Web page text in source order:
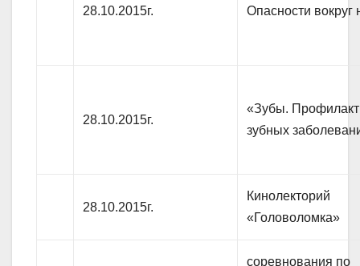
28.10.2015г. Опасности вокруг
28.10.2015г.
«Зубы.
зубных
28.10.2015г.
Кинолекторий
«Головоломка»
соревнования по